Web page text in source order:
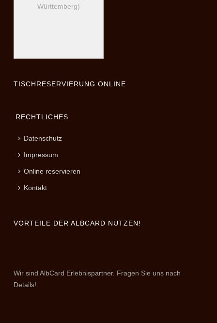
Württemberg)
TISCHRESERVIERUNG ONLINE
RECHTLICHES
Datenschutz
Impressum
Online reservieren
Kontakt
VORTEILE DER ALBCARD NUTZEN!
Wir sind AlbCard Erlebnispartner. Fragen Sie uns nach
Details!